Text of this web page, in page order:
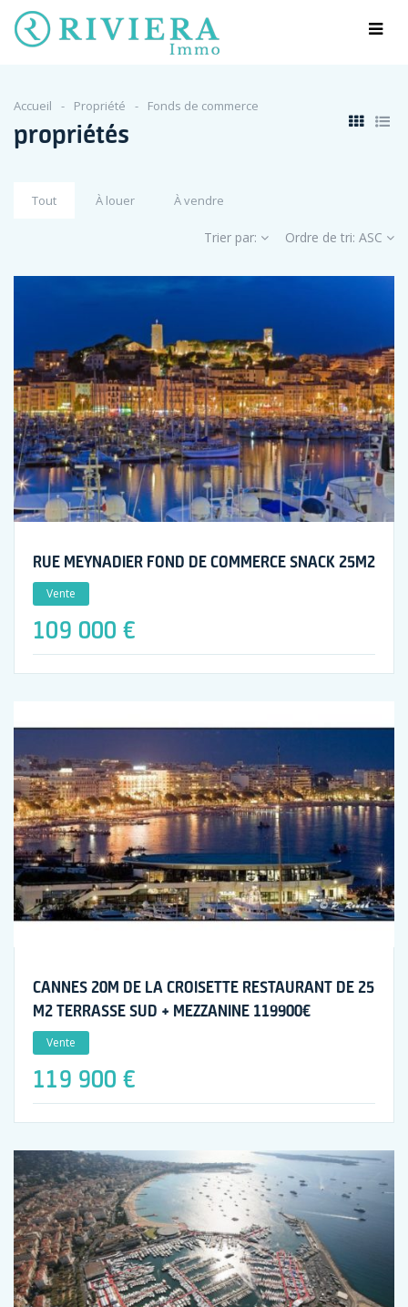
Accueil Propriété Fonds de commerce
propriétés
Tout À louer À vendre
Trier par: Ordre de tri: ASC
RUE MEYNADIER FOND DE COMMERCE SNACK 25M2
Vente
109 000 €
CANNES 20M DE LA CROISETTE RESTAURANT DE 25
M2 TERRASSE SUD + MEZZANINE 119900€
Vente
119 900 €